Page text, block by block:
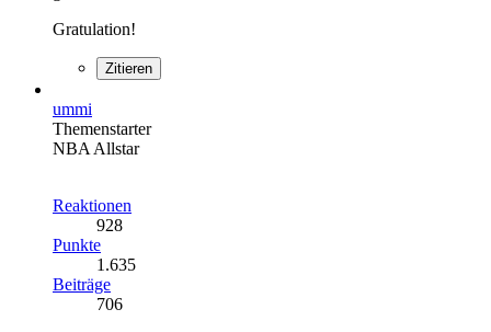
Gratulation!
Zitieren
ummi
Themenstarter
NBA Allstar
Reaktionen
928
Punkte
1.635
Beiträge
706